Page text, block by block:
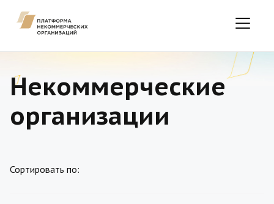
Некоммерческие
организации
Сортировать по: